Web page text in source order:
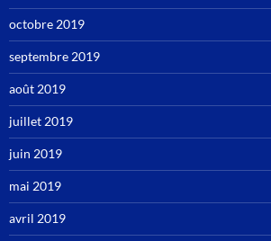
octobre 2019
septembre 2019
août 2019
juillet 2019
juin 2019
mai 2019
avril 2019